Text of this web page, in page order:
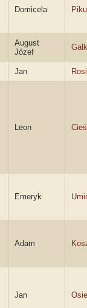
Domicela
August
Józef
Jan
Leon
Emeryk
Adam
Jan